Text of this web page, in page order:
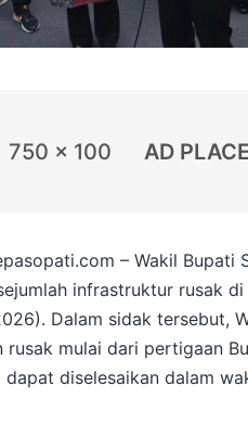
750 x 100 AD
– Wakil Bupati
infrastruktur rusak
Dalam sidak tersebut,
rusak mulai dari pertigaan
dapat diselesaikan dalam